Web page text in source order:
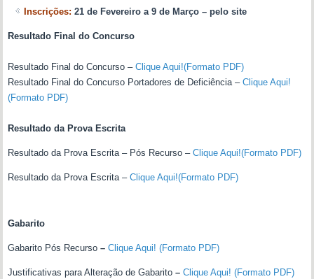
Inscrições: 21 de Fevereiro a 9 de Março – pelo site
Resultado Final do Concurso
Resultado Final do Concurso –Clique Aqui!(Formato PDF)
Resultado Final do Concurso Portadores de Deficiência –Clique Aqui!
(Formato PDF)
Resultado da Prova Escrita
Resultado da Prova Escrita – Pós Recurso –Clique Aqui!(Formato PDF)
Resultado da Prova Escrita –Clique Aqui!(Formato PDF)
Gabarito
Gabarito Pós Recurso– Clique Aqui! (Formato PDF)
Justificativas para Alteração de Gabarito– Clique Aqui! (Formato PDF)